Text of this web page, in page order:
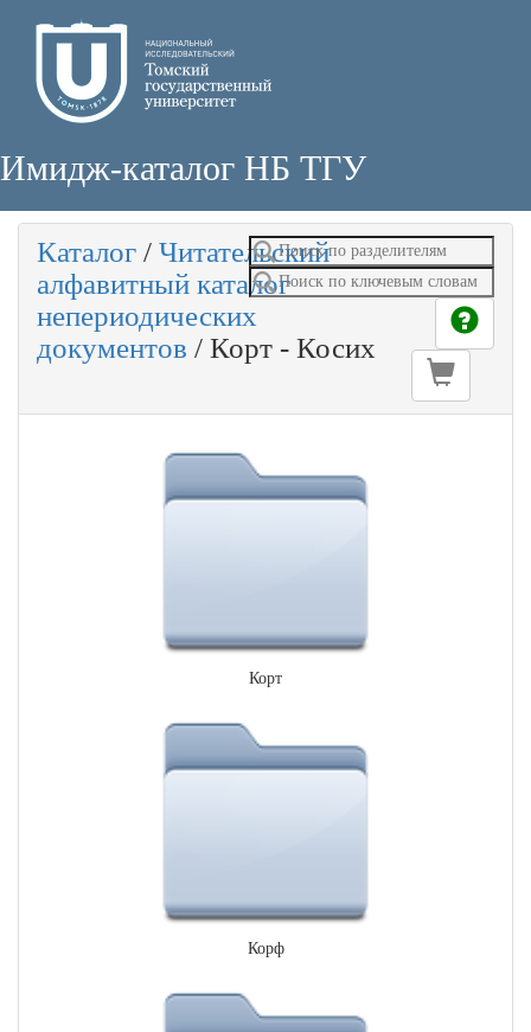
Имидж-каталог НБ ТГУ
Каталог / Читательский
алфавитный каталог
непериодических
документов / Корт - Косих
Корт
Корф